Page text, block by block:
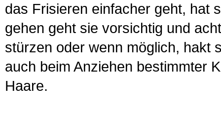
das Frisieren einfacher geht, hat
gehen geht sie vorsichtig und
stürzen oder wenn möglich, hakt
auch beim Anziehen be­stimmter
Haare.